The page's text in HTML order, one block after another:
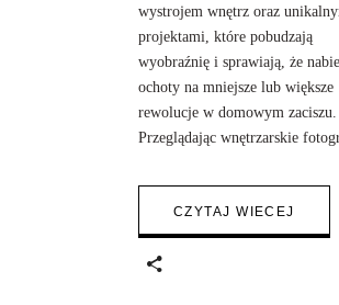
wystrojem wnętrz oraz
projektami, które pobudzają
wyobraźnię i sprawiają, że
ochoty na mniejsze lub większe
rewolucje w domowym zaciszu.
Przeglądając wnętrzarskie
CZYTAJ WIECEJ